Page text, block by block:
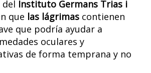
del Instituto Germans Trias i
que las lágrimas contienen
que podría ayudar a
oculares y
de forma temprana y no